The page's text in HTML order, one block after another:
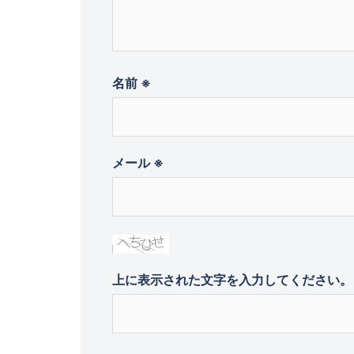
名前 ※
メール ※
上に表示された文字を入力してください。